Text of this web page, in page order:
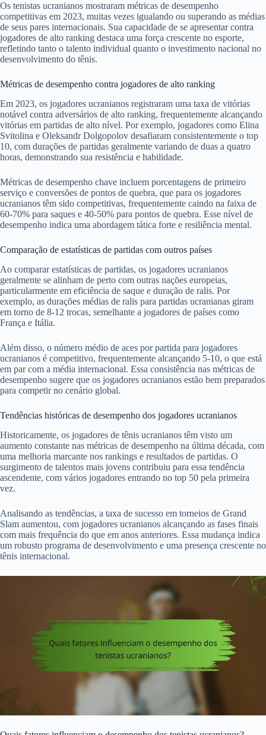
Os tenistas ucranianos mostraram métricas de desempenho
competitivas em 2023, muitas vezes igualando ou superando as médias
de seus pares internacionais. Sua capacidade de se apresentar contra
jogadores de alto ranking destaca uma força crescente no esporte,
refletindo tanto o talento individual quanto o investimento nacional no
desenvolvimento do tênis.
Métricas de desempenho contra jogadores de alto ranking
Em 2023, os jogadores ucranianos registraram uma taxa de vitórias
notável contra adversários de alto ranking, frequentemente alcançando
vitórias em partidas de alto nível. Por exemplo, jogadores como Elina
Svitolina e Oleksandr Dolgopolov desafiaram consistentemente o top
10, com durações de partidas geralmente variando de duas a quatro
horas, demonstrando sua resistência e habilidade.
Métricas de desempenho chave incluem porcentagens de primeiro
serviço e conversões de pontos de quebra, que para os jogadores
ucranianos têm sido competitivas, frequentemente caindo na faixa de
60-70% para saques e 40-50% para pontos de quebra. Esse nível de
desempenho indica uma abordagem tática forte e resiliência mental.
Comparação de estatísticas de partidas com outros países
Ao comparar estatísticas de partidas, os jogadores ucranianos
geralmente se alinham de perto com outras nações europeias,
particularmente em eficiência de saque e duração de ralis. Por
exemplo, as durações médias de ralis para partidas ucranianas giram
em torno de 8-12 trocas, semelhante a jogadores de países como
França e Itália.
Além disso, o número médio de aces por partida para jogadores
ucranianos é competitivo, frequentemente alcançando 5-10, o que está
em par com a média internacional. Essa consistência nas métricas de
desempenho sugere que os jogadores ucranianos estão bem preparados
para competir no cenário global.
Tendências históricas de desempenho dos jogadores ucranianos
Historicamente, os jogadores de tênis ucranianos têm visto um
aumento constante nas métricas de desempenho na última década, com
uma melhoria marcante nos rankings e resultados de partidas. O
surgimento de talentos mais jovens contribuiu para essa tendência
ascendente, com vários jogadores entrando no top 50 pela primeira
vez.
Analisando as tendências, a taxa de sucesso em torneios de Grand
Slam aumentou, com jogadores ucranianos alcançando as fases finais
com mais frequência do que em anos anteriores. Essa mudança indica
um robusto programa de desenvolvimento e uma presença crescente no
tênis internacional.